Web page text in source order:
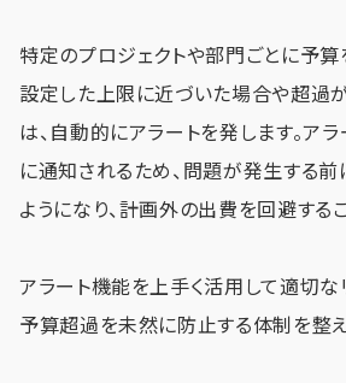
特定のプロジェクトや部門ごとに予算
設定した上限に近づいた場合や超過
は、自動的にアラートを発します。ア
に通知されるため、問題が発生する
ようになり、計画外の出費を回避する
アラート機能を上手く活用して適切な
予算超過を未然に防止する体制を整え